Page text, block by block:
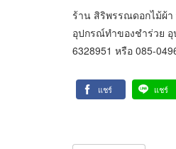
ร้าน สิริพรรณดอกไม้ผ้
อุปกรณ์ทำของชำร่วย
6328951 หรือ 085-
แชร์ แชร์